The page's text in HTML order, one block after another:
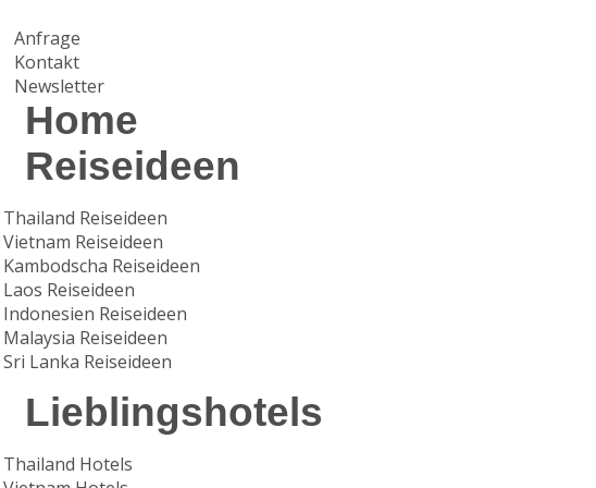
Anfrage
Kontakt
Newsletter
Home
Reiseideen
Thailand Reiseideen
Vietnam Reiseideen
Kambodscha Reiseideen
Laos Reiseideen
Indonesien Reiseideen
Malaysia Reiseideen
Sri Lanka Reiseideen
Lieblingshotels
Thailand Hotels